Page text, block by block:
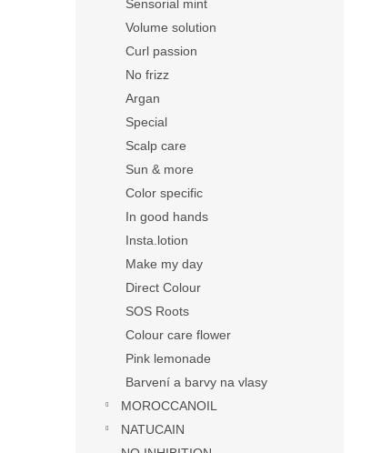
Sensorial mint
Volume solution
Curl passion
No frizz
Argan
Special
Scalp care
Sun & more
Color specific
In good hands
Insta.lotion
Make my day
Direct Colour
SOS Roots
Colour care flower
Pink lemonade
Barvení a barvy na vlasy
MOROCCANOIL
NATUCAIN